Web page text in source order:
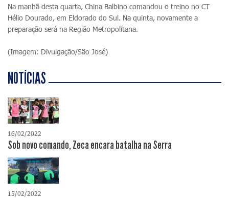
Na manhã desta quarta, China Balbino comandou o treino no CT
Hélio Dourado, em Eldorado do Sul. Na quinta, novamente a
preparação será na Região Metropolitana.
(Imagem: Divulgação/São José)
NOTÍCIAS
16/02/2022
Sob novo comando, Zeca encara batalha na Serra
15/02/2022